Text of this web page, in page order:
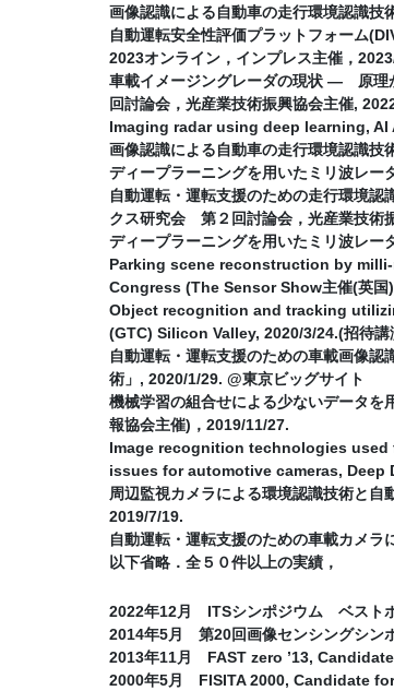
画像認識による自動車の走行環境認識
自動運転安全性評価プラットフォーム
2023オンライン，インプレス主催，
車載イメージングレーダの現状 ― 原理
回討論会，光産業技術振興協会主催,
Imaging radar using deep learning, AI
画像認識による自動車の走行環境認識
ディープラーニングを用いたミリ波レ
自動運転・運転支援のための走行環境
クス研究会 第２回討論会，光産業技術
ディープラーニングを用いたミリ波レ
Parking scene reconstruction by
Congress (The Sensor Show主催(英国
Object recognition and tracking
(GTC) Silicon Valley, 2020/3/24.(招待講
自動運転・運転⽀援のための車載画像
術」, 2020/1/29. @東京ビッグサイト
機械学習の組合せによる少ないデータを
報協会主催)，2019/11/27.
Image recognition technologies
issues for automotive cameras, Deep
周辺監視カメラによる環境認識技術と自
2019/7/19.
自動運転・運転支援のための車載カメ
以下省略．全５０件以上の実績，
2022年12月 ITSシンポジウム ベスト
2014年5月 第20回画像センシングシン
2013年11月 FAST zero ’13,
2000年5月 FISITA 2000, Candidate